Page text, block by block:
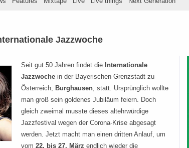
Jazzwoche
Seit gut 50 Jahren findet die Internationale
Jazzwoche in der Bayerischen Grenzstadt zu
Österreich, Burghausen, statt. Ursprünglich wollte
man groß sein goldenes Jubiläum feiern. Doch
gleich zweimal musste dieses altehrwürdige
Jazzfestival wegen der Corona-Krise abgesagt
werden. Jetzt macht man einen dritten Anlauf, um
vom 22. bis 27. März endlich wieder die